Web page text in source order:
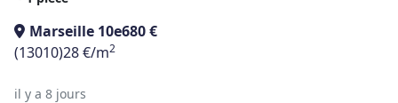
Marseille 10e680 €
(13010)28 €/m2
il y a 8 jours